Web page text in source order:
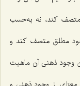
کند، نه به‌حسب
مطلق متصف کند و
وجود ذهنی آن ماهیت